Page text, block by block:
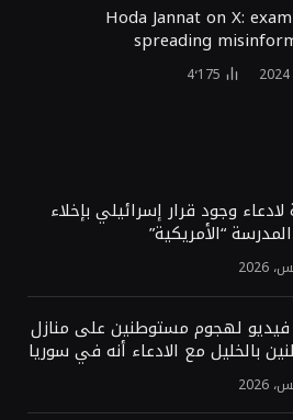
Hoda Jannat on X:
spreading
4٬175
وجود قرار إسرائيلي بإخلاء
“الأمريكية”
فيديو لهجوم مستوطنين على منازل
بالخليل مع الادعاء أنه في سوريا